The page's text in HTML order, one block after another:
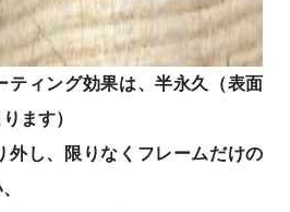
ティング効果は、半永久（表面
ます）
外し、限りなくフレームだけの